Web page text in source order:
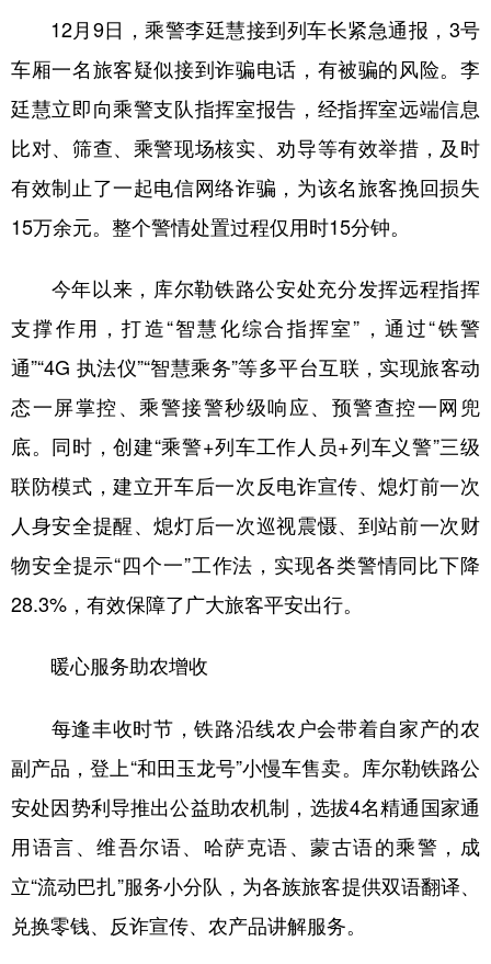
12月9日，乘警李廷慧接到列车长紧急通报，3号
车厢一名旅客疑似接到诈骗电话，有被骗的风险。李
廷慧立即向乘警支队指挥室报告，经指挥室远端信息
比对、筛查、乘警现场核实、劝导等有效举措，及时
有效制止了一起电信网络诈骗，为该名旅客挽回损失
15万余元。整个警情处置过程仅用时15分钟。
今年以来，库尔勒铁路公安处充分发挥远程指挥
支撑作用，打造“智慧化综合指挥室”，通过“铁警
通”“4G 执法仪”“智慧乘务”等多平台互联，实现旅客动
态一屏掌控、乘警接警秒级响应、预警查控一网兜
底。同时，创建“乘警+列车工作人员+列车义警”三级
联防模式，建立开车后一次反电诈宣传、熄灯前一次
人身安全提醒、熄灯后一次巡视震慑、到站前一次财
物安全提示“四个一”工作法，实现各类警情同比下降
28.3%，有效保障了广大旅客平安出行。
暖心服务助农增收
每逢丰收时节，铁路沿线农户会带着自家产的农
副产品，登上“和田玉龙号”小慢车售卖。库尔勒铁路公
安处因势利导推出公益助农机制，选拔4名精通国家通
用语言、维吾尔语、哈萨克语、蒙古语的乘警，成
立“流动巴扎”服务小分队，为各族旅客提供双语翻译、
兑换零钱、反诈宣传、农产品讲解服务。